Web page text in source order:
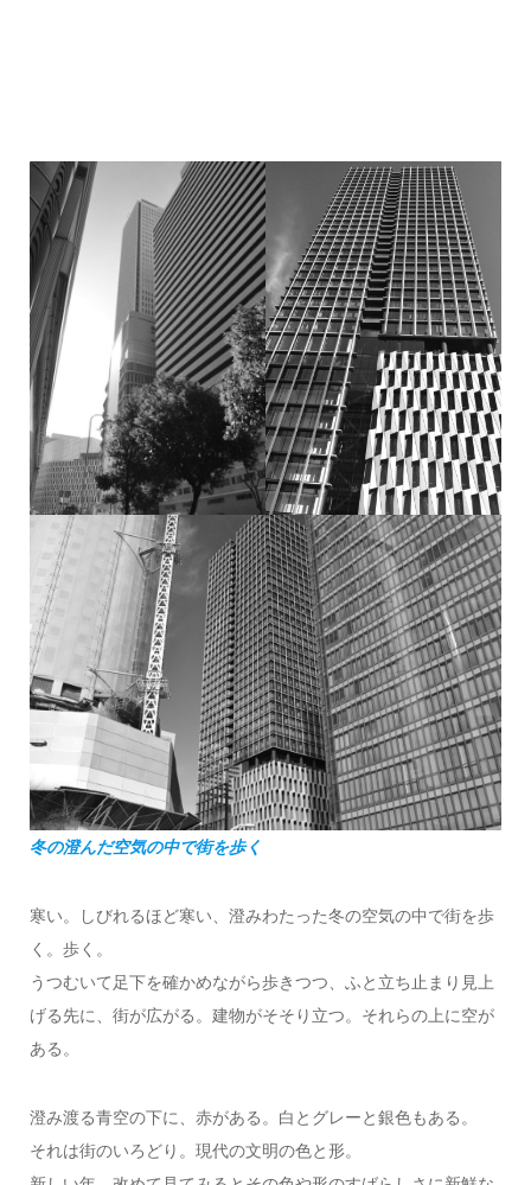
冬の澄んだ空気の中で街を歩く
寒い。しびれるほど寒い、澄みわたった冬の空気の中で街を歩
く。歩く。
うつむいて足下を確かめながら歩きつつ、ふと立ち止まり見上
げる先に、街が広がる。建物がそそり立つ。それらの上に空が
ある。
澄み渡る青空の下に、赤がある。白とグレーと銀色もある。
それは街のいろどり。現代の文明の色と形。